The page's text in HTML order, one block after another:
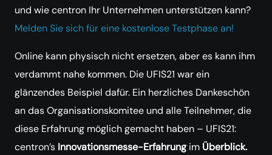
und wie centron Ihr Unternehmen unterstützen kann?
Melden Sie sich für eine kostenlose Testphase an!
Online kann physisch nicht ersetzen, aber es kann ihm
verdammt nahe kommen. Die UFIS21 war ein
glänzendes Beispiel dafür. Ein herzliches Dankeschön
an das Organisationskomitee und alle Teilnehmer, die
diese Erfahrung möglich gemacht haben – UFIS21:
centron’s Innovationsmesse-Erfahrungim Überblick.